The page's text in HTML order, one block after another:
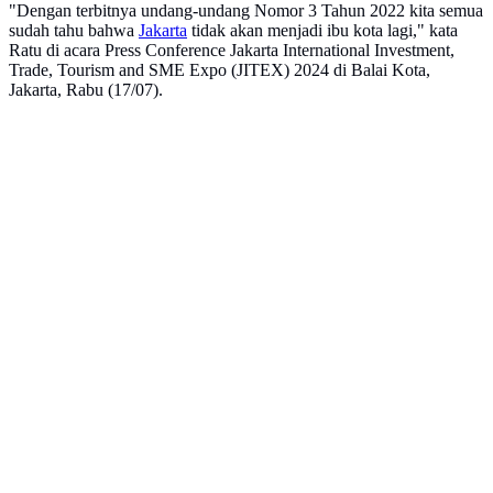
"Dengan terbitnya undang-undang Nomor 3 Tahun 2022 kita semua
sudah tahu bahwa Jakarta tidak akan menjadi ibu kota lagi," kata
Ratu di acara Press Conference Jakarta International Investment,
Trade, Tourism and SME Expo (JITEX) 2024 di Balai Kota,
Jakarta, Rabu (17/07).